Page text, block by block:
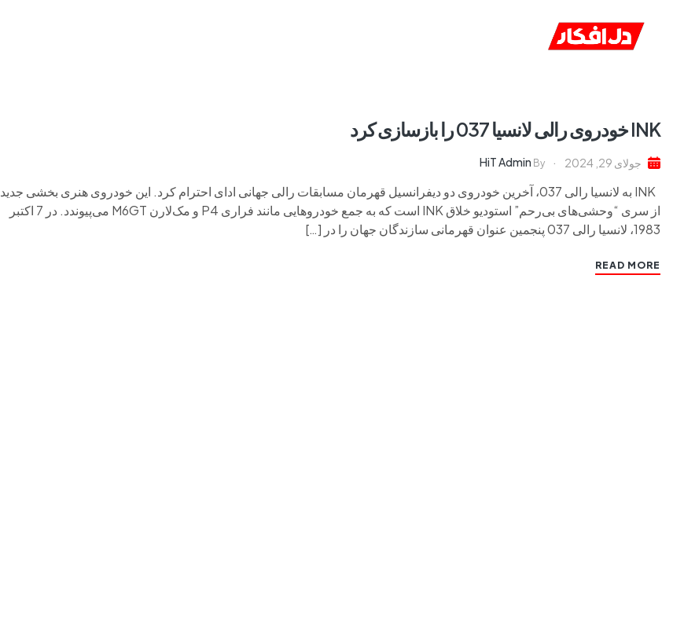
INK خودروی رالی لانسیا 037 را بازسازی کرد
جولای 29, 2024 By
HiT Admin
INK به لانسيا رالی 037، آخرین خودروی دو دیفرانسیل قهرمان مسابقات رالی جهانی ادای احترام کرد. این خودروی هنری بخشی جدید
از سری “وحشی‌های بی‌رحم” استودیو خلاق INK است که به جمع خودروهایی مانند فراری P4 و مک‌لارن M6GT می‌پیوندد. در 7 اکتبر
1983، لانسيا رالی 037 پنجمین عنوان قهرمانی سازندگان جهان را در […]
READ MORE